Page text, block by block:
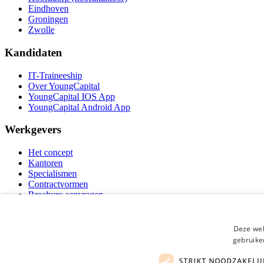
Eindhoven
Groningen
Zwolle
Kandidaten
IT-Traineeship
Over YoungCapital
YoungCapital IOS App
YoungCapital Android App
Werkgevers
Het concept
Kantoren
Specialismen
Contractvormen
Brochure aanvragen
Deze
STRIKT